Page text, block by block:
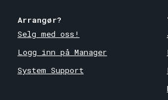
Arrangør?
Selg med oss!
Logg inn på Manager
System Support